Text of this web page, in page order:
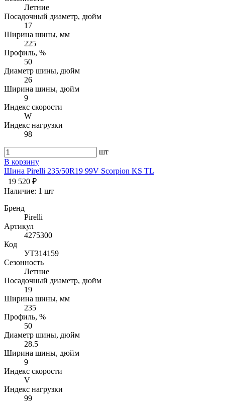
Летние
Посадочный диаметр, дюйм
17
Ширина шины, мм
225
Профиль, %
50
Диаметр шины, дюйм
26
Ширина шины, дюйм
9
Индекс скорости
W
Индекс нагрузки
98
шт
В корзину
Шина Pirelli 235/50R19 99V Scorpion KS TL
19 520 ₽
Наличие: 1 шт
Бренд
Pirelli
Артикул
4275300
Код
УТ314159
Сезонность
Летние
Посадочный диаметр, дюйм
19
Ширина шины, мм
235
Профиль, %
50
Диаметр шины, дюйм
28.5
Ширина шины, дюйм
9
Индекс скорости
V
Индекс нагрузки
99